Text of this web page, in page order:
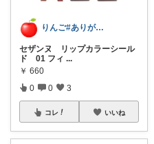
りんご#ありがとうございます🪷
セザンヌ リップカラーシール
ド 01 フィ ...
￥ 660
0 0 3
コレ いいね